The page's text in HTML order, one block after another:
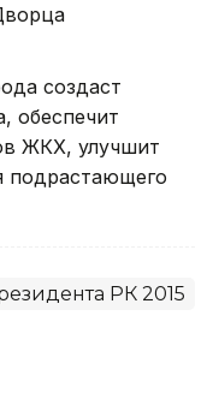
создаст
обеспечит
ЖКХ, улучшит
подрастающего
РК 2015